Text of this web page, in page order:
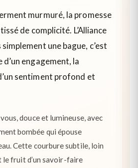
murmuré, la promesse
de complicité. L’Alliance
simplement une bague, c’est
d’un engagement, la
sentiment profond et
douce et lumineuse, avec
bombée qui épouse
Cette courbure subtile, loin
le fruit d’un savoir-faire